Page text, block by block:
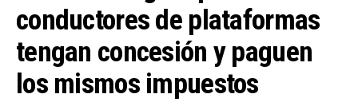
conductores de plataformas
tengan concesión y paguen
los mismos impuestos